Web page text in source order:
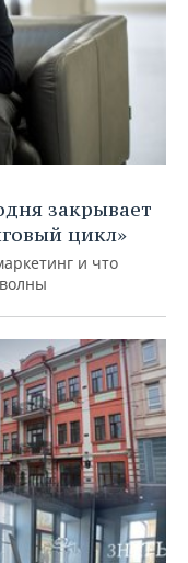
закрывает
цикл»
и что